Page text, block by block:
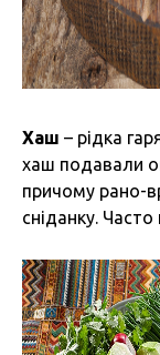
Хаш – рідка
хаш подавали
причому рано-
сніданку. Часто